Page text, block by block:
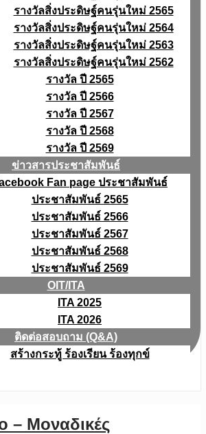
รางวัลสิ่งประดิษฐ์คนรุ่นใหม่ 2565
รางวัลสิ่งประดิษฐ์คนรุ่นใหม่ 2564
รางวัลสิ่งประดิษฐ์คนรุ่นใหม่ 2563
รางวัลสิ่งประดิษฐ์คนรุ่นใหม่ 2562
รางวัล ปี 2565
รางวัล ปี 2566
รางวัล ปี 2567
รางวัล ปี 2568
รางวัล ปี 2569
ข่าวสารประชาสัมพันธ์
Fan page ประชาสัมพันธ์
ประชาสัมพันธ์ 2565
ประชาสัมพันธ์ 2566
ประชาสัมพันธ์ 2567
ประชาสัมพันธ์ 2568
ประชาสัมพันธ์ 2569
OIT/ITA
ITA 2025
ITA 2026
ติดต่อสอบถาม (Q&A)
สร้างกระทู้ ร้องเรียน ร้องทุกข์
– Μοναδικές